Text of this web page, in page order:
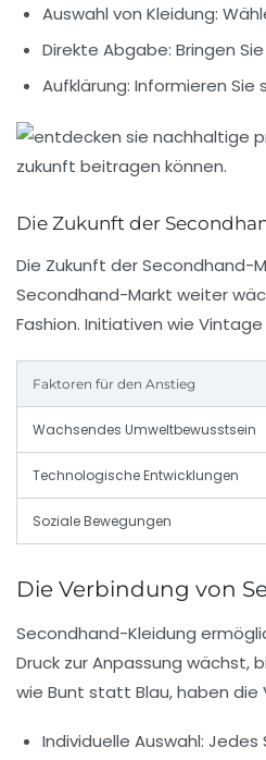
Auswahl von Kleidung:
Direkte Abgabe: Bringen
Aufklärung: Informieren
Die Zukunft der
Die Zukunft der Secondhand-
Secondhand-Markt weiter
Fashion. Initiativen wie Vintage
Faktoren für den Anstieg
Wachsendes Umweltbewusstsein
Technologische Entwicklungen
Soziale Bewegungen
Die Verbindung von
Secondhand-Kleidung
Druck zur Anpassung wächst,
wie Bunt statt Blau, haben die
Individuelle Auswahl: